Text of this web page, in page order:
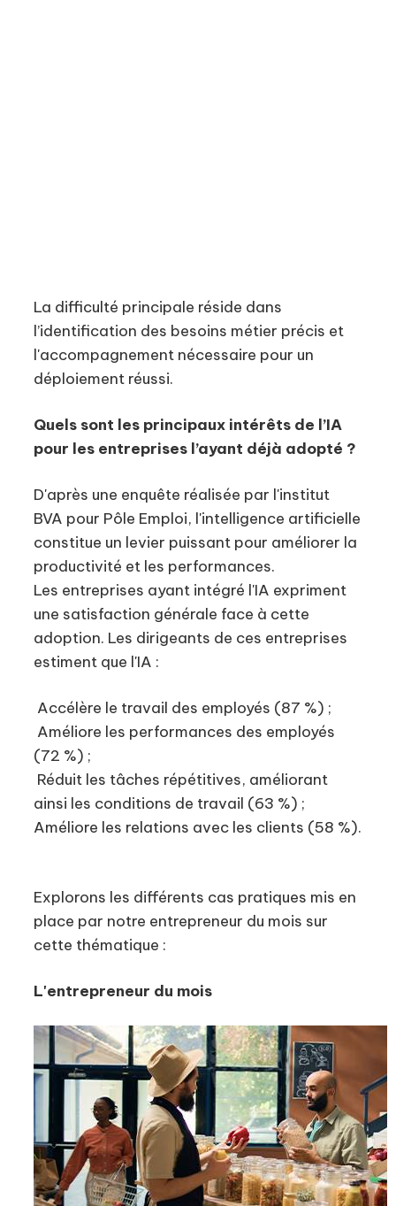
La difficulté principale réside dans
l’identification des besoins métier précis et
l'accompagnement nécessaire pour un
déploiement réussi.
Quels sont les principaux intérêts de l’IA
pour les entreprises l’ayant déjà adopté ?
D'après une enquête réalisée par l'institut
BVA pour Pôle Emploi, l'intelligence artificielle
constitue un levier puissant pour améliorer la
productivité et les performances.
Les entreprises ayant intégré l'IA expriment
une satisfaction générale face à cette
adoption. Les dirigeants de ces entreprises
estiment que l'IA :
Accélère le travail des employés (87 %) ;
Améliore les performances des employés
(72 %) ;
Réduit les tâches répétitives, améliorant
ainsi les conditions de travail (63 %) ;
Améliore les relations avec les clients (58 %).
Explorons les différents cas pratiques mis en
place par notre entrepreneur du mois sur
cette thématique :
L'entrepreneur du mois